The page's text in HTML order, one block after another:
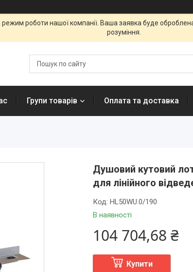
режим роботи нашої компанії. Ваша заявка буде
розуміння.
Групи товарів Оплата та доставка
Душовий кутовий
для лінійного
В наявності
Код:HL50WU.0/190
104 704,68 ₴
Купити